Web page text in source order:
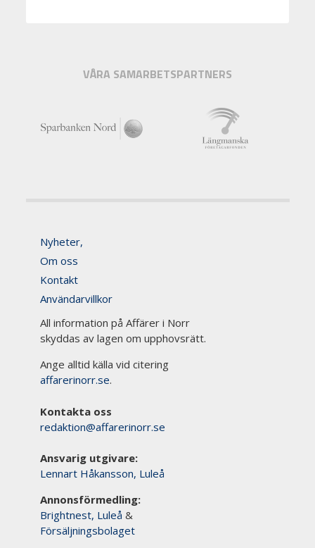
VÅRA SAMARBETSPARTNERS
Nyheter,
Om oss
Kontakt
Användarvillkor
All information på Affärer i Norr
skyddas av lagen om upphovsrätt.
Ange alltid källa vid citering
affarerinorr.se.
Kontakta oss
redaktion@affarerinorr.se
Ansvarig utgivare:
Lennart Håkansson, Luleå
Annonsförmedling:
Brightnest, Luleå &
Försäljningsbolaget